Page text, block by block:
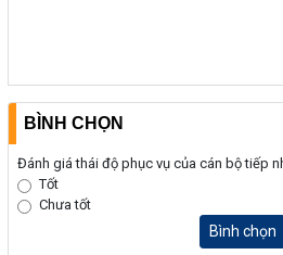
BÌNH CHỌN
Đánh giá thái độ phục vụ của cán bộ tiếp
Tốt
Chưa tốt
Bình chọn